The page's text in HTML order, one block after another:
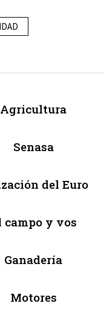
Agricultura
Senasa
del Euro
campo y vos
Ganadería
Motores